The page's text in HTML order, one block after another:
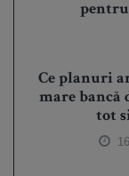
Ce planuri
mare bancă
tot